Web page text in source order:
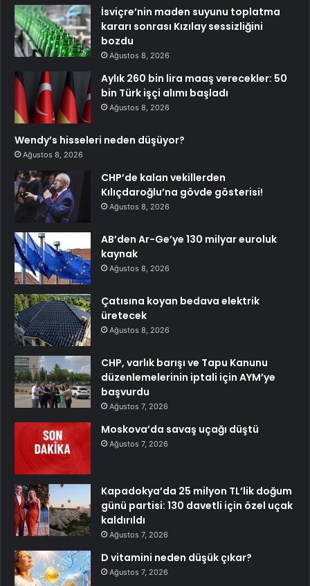
İsviçre’nin maden suyunu toplatma
kararı sonrası Kızılay sessizliğini
bozdu
Ağustos 8, 2026
Aylık 260 bin lira maaş verecekler: 50
bin Türk işçi alımı başladı
Ağustos 8, 2026
Wendy’s hisseleri neden düşüyor?
Ağustos 8, 2026
CHP’de kalan vekillerden
Kılıçdaroğlu’na gövde gösterisi!
Ağustos 8, 2026
AB’den Ar-Ge’ye 130 milyar euroluk
kaynak
Ağustos 8, 2026
Çatısına koyan bedava elektrik
üretecek
Ağustos 8, 2026
CHP, varlık barışı ve Tapu Kanunu
düzenlemelerinin iptali için AYM’ye
başvurdu
Ağustos 7, 2026
Moskova’da savaş uçağı düştü
Ağustos 7, 2026
Kapadokya’da 25 milyon TL’lik doğum
günü partisi: 130 davetli için özel uçak
kaldırıldı
Ağustos 7, 2026
D vitamini neden düşük çıkar?
Ağustos 7, 2026